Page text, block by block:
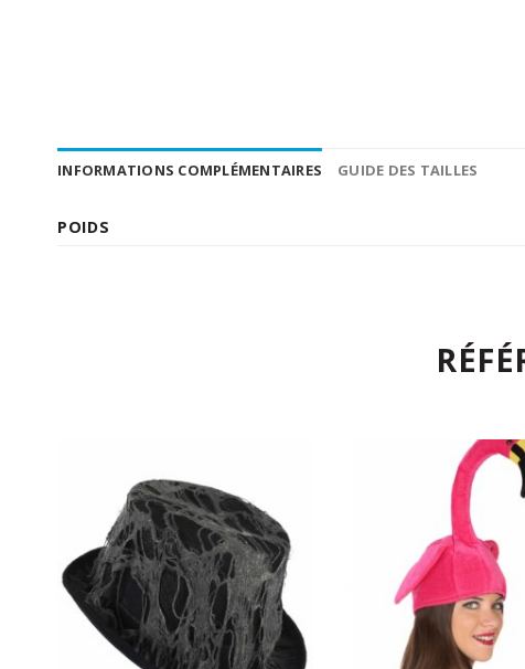
INFORMATIONS COMPLÉMENTAIRES GUIDE DES TAILLES
POIDS